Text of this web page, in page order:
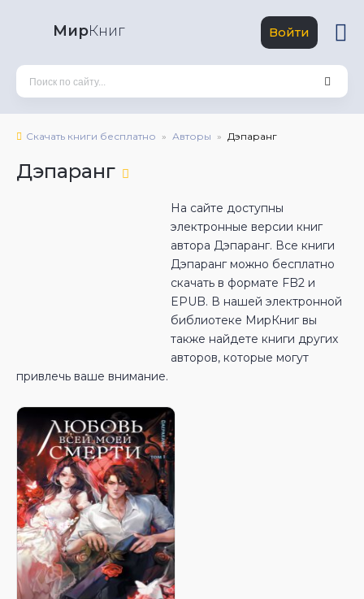
МирКниг Войти
Скачать книги бесплатно Авторы Дэпаранг
Дэпаранг
На сайте доступны
электронные версии книг
автора Дэпаранг. Все книги
Дэпаранг можно бесплатно
скачать в формате FB2 и
EPUB. В нашей электронной
библиотеке МирКниг вы
также найдете книги других
авторов, которые могут
привлечь ваше внимание.